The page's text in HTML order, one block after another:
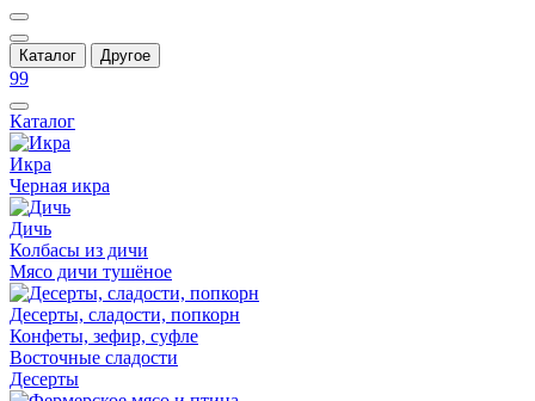
Каталог Другое
99
Каталог
Икра
Черная икра
Дичь
Колбасы из дичи
Мясо дичи тушёное
Десерты, сладости, попкорн
Конфеты, зефир, суфле
Восточные сладости
Десерты